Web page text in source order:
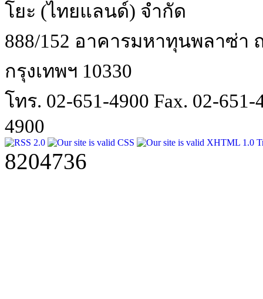
โยะ (ไทยแลนด์) จำกัด
888/152 อาคารมหาทุนพลาซ่
กรุงเทพฯ 10330
โทร. 02-651-4900 Fax. 02-
4900
8204736